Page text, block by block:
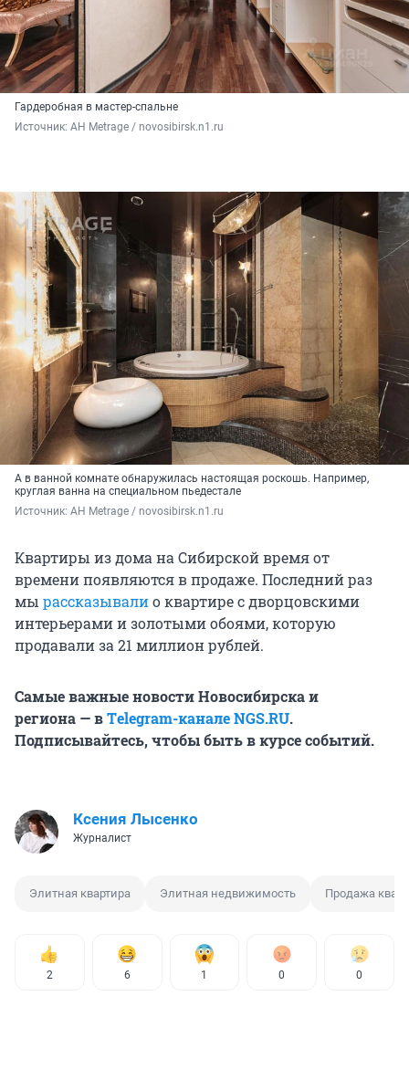
Гардеробная в мастер-спальне
Источник: АН Metrage / novosibirsk.n1.ru
А в ванной комнате обнаружилась настоящая роскошь. Например,
круглая ванна на специальном пьедестале
Источник: АН Metrage / novosibirsk.n1.ru
Квартиры из дома на Сибирской время от
времени появляются в продаже. Последний раз
мы рассказывалио квартире с дворцовскими
интерьерами и золотыми обоями, которую
продавали за 21 миллион рублей.
Самые важные новости Новосибирска и
региона — вТelegram-канале NGS.RU.
Подписывайтесь, чтобы быть в курсе событий.
Ксения Лысенко
Журналист
Элитная квартира Элитная недвижимость Продажа
2 6 1 0 0